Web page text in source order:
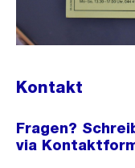
Kontakt
Fragen?
via